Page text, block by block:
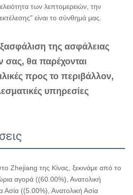
των λεπτομερειών, την
είναι το σύνθημά μας.
της ασφάλειας
θα παρέχονται
προς το περιβάλλον,
υπηρεσίες
Zhejiang της Κίνας, ξεκινάμε από το
αγορά ((60.00%), Ανατολική
((5.00%), Ανατολική Ασία